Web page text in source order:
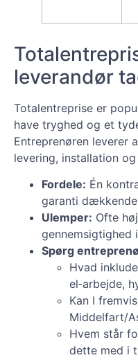
leverandør
Totalentreprise er
have tryghed og et
Entreprenøren leverer
levering, installation
Fordele: Én
garanti dækkende
Ulemper: Ofte
gennemsigtighed
Spørg
Hvad
el‑arbejde,
Kan I
Middelfart/
Hvem står
dette med i